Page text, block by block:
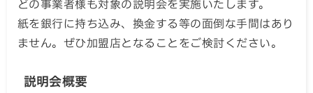
どの事業者様も対象の説明会を実施いたします。
紙を銀行に持ち込み、換金する等の面倒な手間はあり
ません。ぜひ加盟店となることをご検討ください。
説明会概要